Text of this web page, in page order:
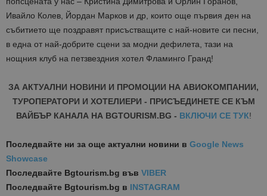
Ивайло Колев, Йордан Марков и др, които още първия ден на
събитието ще поздравят присъстващите с най-новите си песни,
в една от най-добрите сцени за модни дефилета, тази на
нощния клуб на петзвездния хотел Фламинго Гранд!
ЗА АКТУАЛНИ НОВИНИ И ПРОМОЦИИ НА АВИОКОМПАНИИ,
ТУРОПЕРАТОРИ И ХОТЕЛИЕРИ - ПРИСЪЕДИНЕТЕ СЕ КЪМ
ВАЙБЪР КАНАЛА НА BGTOURISM.BG - ВКЛЮЧИ СЕ ТУК!
Последвайте ни за още актуални новини в Google News
Showcase
Последвайте Bgtourism.bg във VIBER
Последвайте Bgtourism.bg в INSTAGRAM